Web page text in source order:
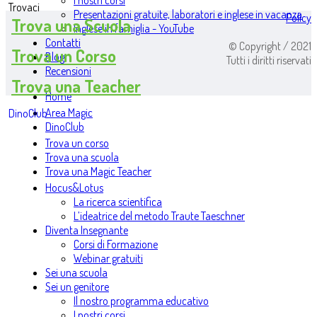
Presentazioni gratuite, laboratori e inglese in vacanza
Inglese in famiglia - YouTube
Contatti
Blog
Recensioni
Home
Area Magic
DinoClub
Trova un corso
Trova una scuola
Trova una Magic Teacher
Hocus&Lotus
La ricerca scientifica
L’ideatrice del metodo Traute Taeschner
Diventa Insegnante
Corsi di Formazione
Webinar gratuiti
Sei una scuola
Sei un genitore
Il nostro programma educativo
Trovaci
Trova una Scuola
Trova un Corso
Trova una Teacher
DinoClub
Policy
© Copyright / 2021
Tutti i diritti riservati